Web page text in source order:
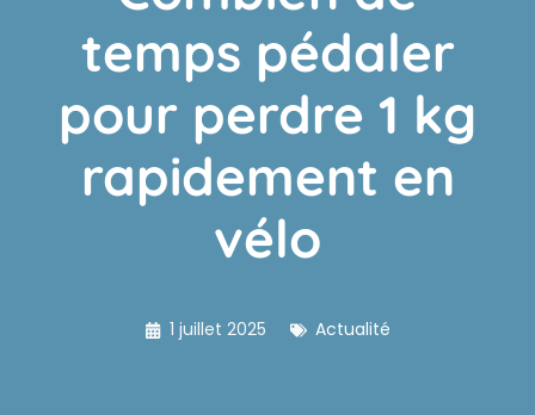
temps pédaler
pour perdre 1 kg
rapidement en
vélo
1 juillet 2025 Actualité